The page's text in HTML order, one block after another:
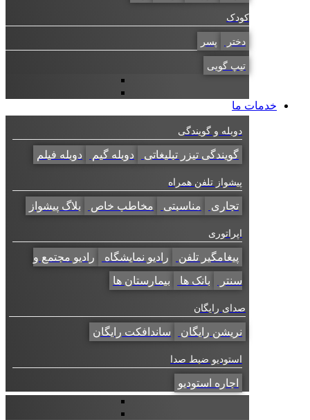
کودک
پسر
تیپ گویی
خدمات ما
دوبله و گویندگی
گویندگی تیزر تبلیغاتی دوبله گیم دوبله فیلم
پیشواز تلفن همراه
تجاری مناسبتی مخاطب خاص بلاگ پیشواز
اپراتوری
پیغامگیر تلفن رادیو نمایشگاه رادیو مجتمع و
سنتر بانک ها بیمارستان ها
صدای رایگان
نریشن رایگان ساندافکت رایگان
استودیو ضبط صدا
اجاره استودیو